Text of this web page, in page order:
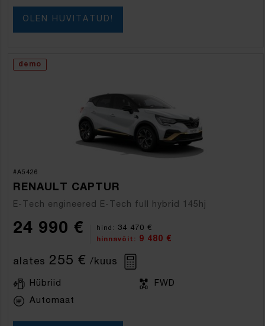
OLEN HUVITATUD!
demo
#A5426
RENAULT CAPTUR
E-Tech engineered E-Tech full hybrid 145hj
24 990 € hind: 34 470 €
hinnavõit: 9 480 €
alates 255 € /kuus
Hübriid
FWD
Automaat